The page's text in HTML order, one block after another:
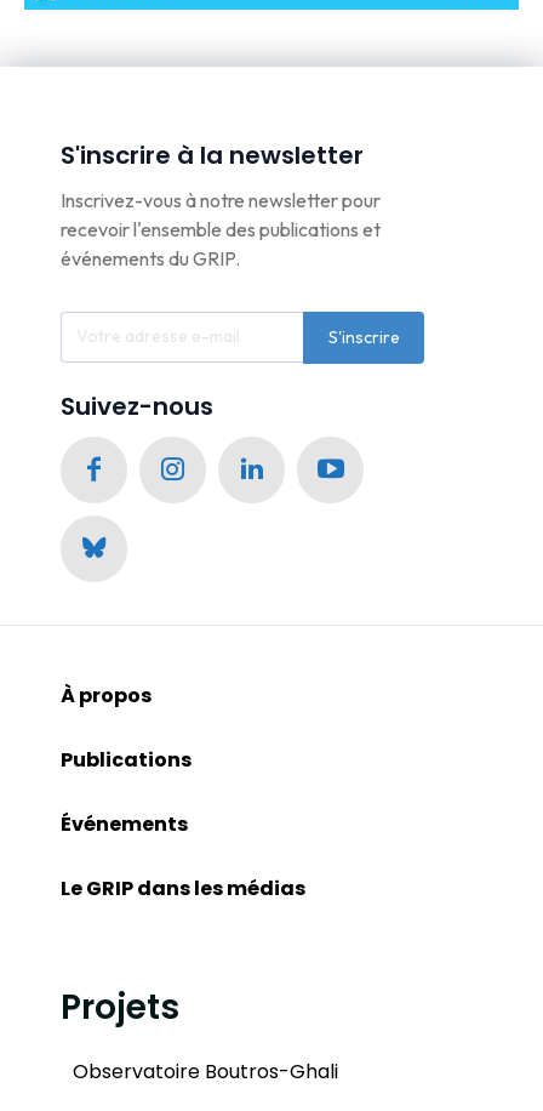
S'inscrire à la newsletter
Inscrivez-vous à notre newsletter pour
recevoir l'ensemble des publications et
événements du GRIP.
S'inscrire
Suivez-nous
À propos
Publications
Événements
Le GRIP dans les médias
Projets
Observatoire Boutros-Ghali